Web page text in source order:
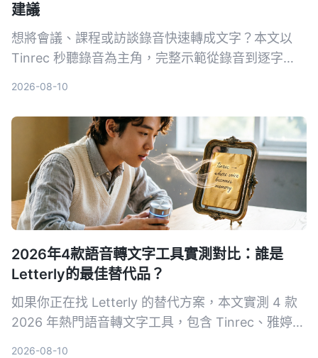
建議
想將會議、課程或訪談錄音快速轉成文字？本文以
Tinrec 秒聽錄音為主角，完整示範從錄音到逐字
音轉文字方案。
2026-08-10
2026年4款語音轉文字工具實測對比：誰是
Letterly的最佳替代品？
如果你正在找 Letterly 的替代方案，本文實測 4 款
2026 年熱門語音轉文字工具，包含 Tinrec、雅婷逐
2026-08-10